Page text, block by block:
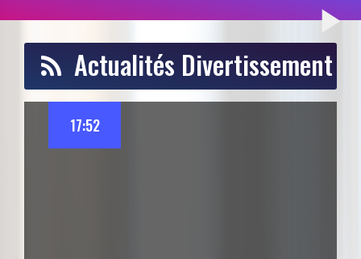
play_arrow
Actualités Divertissement
17:52